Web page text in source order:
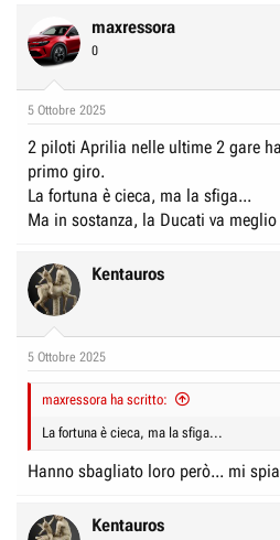
maxressora
0
5 Ottobre 2025
2 piloti Aprilia nelle ultime 2 gare
primo giro.
La fortuna è cieca, ma la sfiga...
Ma in sostanza, la Ducati va
Kentauros
5 Ottobre 2025
maxressora ha scritto:
La fortuna è cieca, ma la sfiga...
Hanno sbagliato loro però... mi
Kentauros